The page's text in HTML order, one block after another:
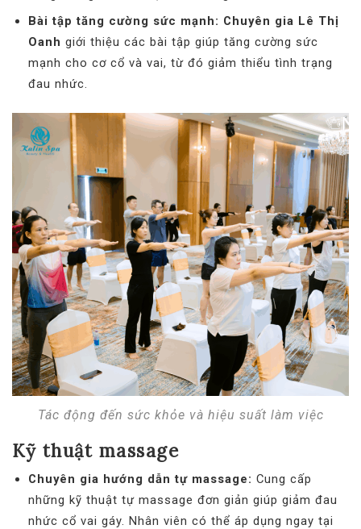
Bài tập tăng cường sức mạnh: Chuyên gia Lê Thị
Oanh giới thiệu các bài tập giúp tăng cường sức
mạnh cho cơ cổ và vai, từ đó giảm thiểu tình trạng
đau nhức.
Tác động đến sức khỏe và hiệu suất làm việc
Kỹ thuật massage
Chuyên gia hướng dẫn tự massage: Cung cấp
những kỹ thuật tự massage đơn giản giúp giảm đau
nhức cổ vai gáy. Nhân viên có thể áp dụng ngay tại